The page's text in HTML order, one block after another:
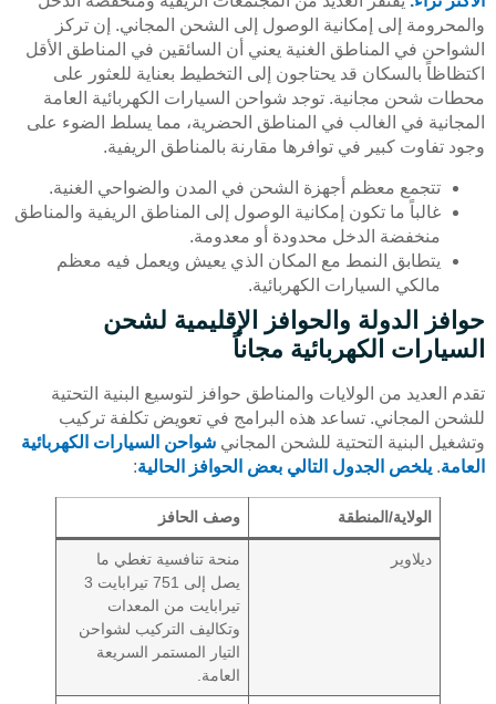
والمحرومة إلى إمكانية الوصول إلى الشحن المجاني. إن تركز
الشواحن في المناطق الغنية يعني أن السائقين في المناطق الأقل
اكتظاظاً بالسكان قد يحتاجون إلى التخطيط بعناية للعثور على
محطات شحن مجانية. توجد شواحن السيارات الكهربائية العامة
المجانية في الغالب في المناطق الحضرية، مما يسلط الضوء على
وجود تفاوت كبير في توافرها مقارنة بالمناطق الريفية.
تتجمع معظم أجهزة الشحن في المدن والضواحي الغنية.
غالباً ما تكون إمكانية الوصول إلى المناطق الريفية والمناطق
منخفضة الدخل محدودة أو معدومة.
يتطابق النمط مع المكان الذي يعيش ويعمل فيه معظم
مالكي السيارات الكهربائية.
حوافز الدولة والحوافز الإقليمية لشحن
السيارات الكهربائية مجاناً
تقدم العديد من الولايات والمناطق حوافز لتوسيع البنية التحتية
للشحن المجاني. تساعد هذه البرامج في تعويض تكلفة تركيب
وتشغيل البنية التحتية للشحن المجاني شواحن السيارات الكهربائية
العامة. يلخص الجدول التالي بعض الحوافز الحالية:
الولاية/المنطقة وصف الحافز
ديلاوير
منحة تنافسية تغطي ما
يصل إلى 751 تيرابايت 3
تيرابايت من المعدات
وتكاليف التركيب لشواحن
التيار المستمر السريعة
العامة.